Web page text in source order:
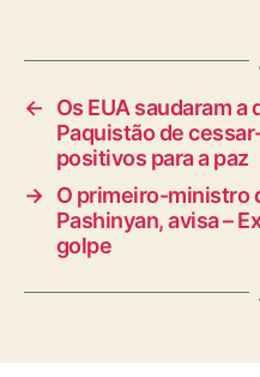
←
Os EUA saudaram a
Paquistão de
positivos para a paz
→ O primeiro-ministro
Pashinyan, avisa –
golpe